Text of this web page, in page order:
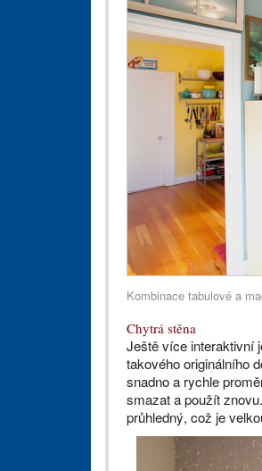
Kombinace tabulové a
Chytrá stěna
Ještě více interaktivní
takového originálního
snadno a rychle
smazat a použít
průhledný, což je